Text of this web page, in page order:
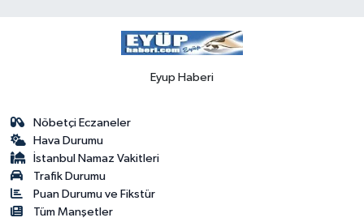
Eyup Haberi
Nöbetçi Eczaneler
Hava Durumu
İstanbul Namaz Vakitleri
Trafik Durumu
Puan Durumu ve Fikstür
Tüm Manşetler